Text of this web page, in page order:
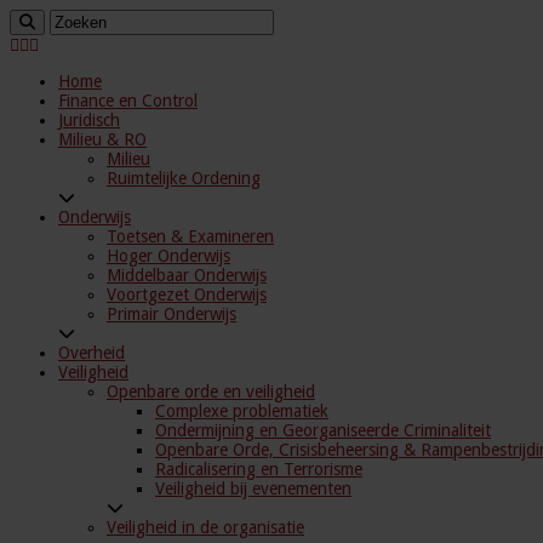
Home
Finance en Control
Juridisch
Milieu & RO
Milieu
Ruimtelijke Ordening
Onderwijs
Toetsen & Examineren
Hoger Onderwijs
Middelbaar Onderwijs
Voortgezet Onderwijs
Primair Onderwijs
Overheid
Veiligheid
Openbare orde en veiligheid
Complexe problematiek
Ondermijning en Georganiseerde Criminaliteit
Openbare Orde, Crisisbeheersing &
Radicalisering en Terrorisme
Veiligheid bij evenementen
Veiligheid in de organisatie